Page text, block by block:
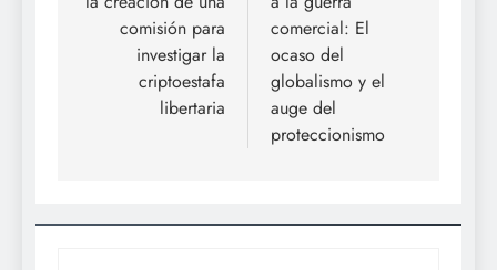
comisión para
investigar la
criptoestafa
libertaria
comercial: El
ocaso del
globalismo y el
auge del
proteccionismo